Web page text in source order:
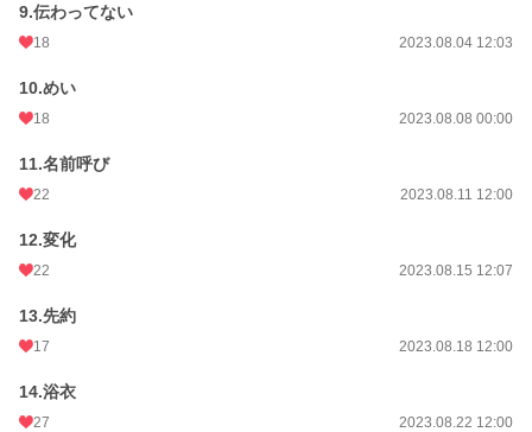
9.伝わってない
18 2023.08.04 12:03
10.めい
18 2023.08.08 00:00
11.名前呼び
22 2023.08.11 12:00
12.変化
22 2023.08.15 12:07
13.先約
17 2023.08.18 12:00
14.浴衣
27 2023.08.22 12:00